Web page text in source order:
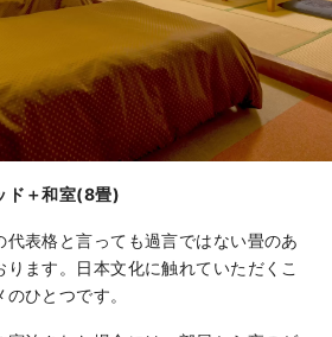
ド＋和室(8畳)
代表格と言っても過言ではない畳のあ
ます。日本文化に触れていただくこ
ひとつです。